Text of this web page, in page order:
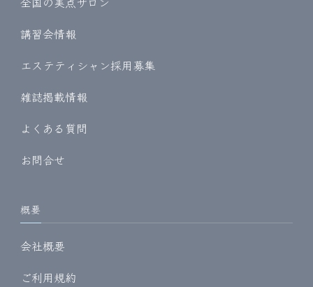
講習会情報
エステティシャン採用募集
雑誌掲載情報
よくある質問
お問合せ
概要
会社概要
ご利用規約